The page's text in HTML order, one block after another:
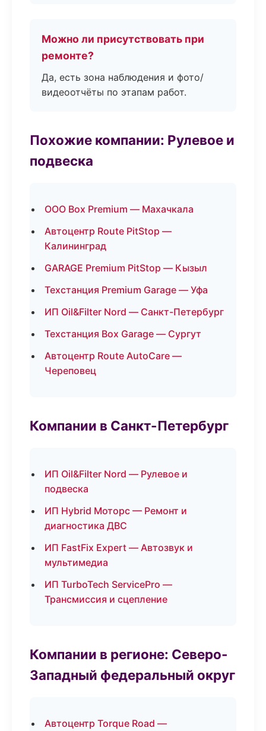
Можно ли присутствовать при
ремонте?
Да, есть зона наблюдения и фото/
видеоотчёты по этапам работ.
Похожие компании: Рулевое и
подвеска
ООО Box Premium — Махачкала
Автоцентр Route PitStop —
Калининград
GARAGE Premium PitStop — Кызыл
Техстанция Premium Garage — Уфа
ИП Oil&Filter Nord — Санкт-Петербург
Техстанция Box Garage — Сургут
Автоцентр Route AutoCare —
Череповец
Компании в Санкт-Петербург
ИП Oil&Filter Nord — Рулевое и
подвеска
ИП Hybrid Моторс — Ремонт и
диагностика ДВС
ИП FastFix Expert — Автозвук и
мультимедиа
ИП TurboTech ServicePro —
Трансмиссия и сцепление
Компании в регионе: Северо-
Западный федеральный округ
Автоцентр Torque Road —